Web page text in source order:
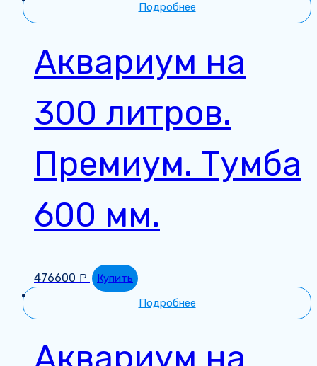
Подробнее
Аквариум на
300 литров.
Премиум. Тумба
600 мм.
476600 Р
Купить
Подробнее
Аквариум на